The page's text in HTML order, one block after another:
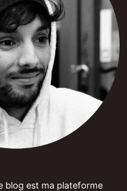
blog est ma plateforme